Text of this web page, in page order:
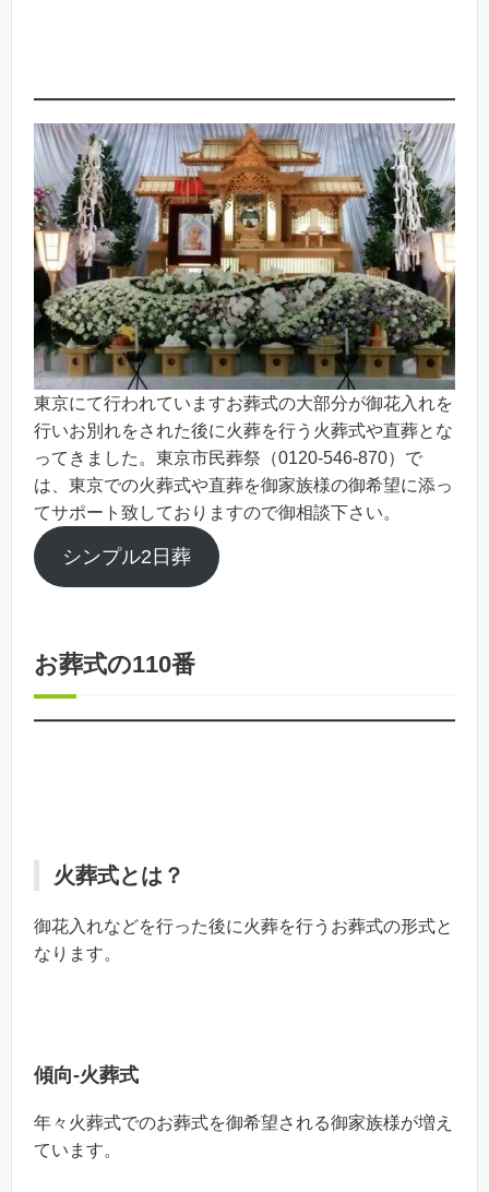
東京にて行われていますお葬式の大部分が御花入れを
行いお別れをされた後に火葬を行う火葬式や直葬とな
ってきました。東京市民葬祭（0120-546-870）で
は、東京での火葬式や直葬を御家族様の御希望に添っ
てサポート致しておりますので御相談下さい。
シンプル2日葬
お葬式の110番
火葬式とは？
御花入れなどを行った後に火葬を行うお葬式の形式と
なります。
傾向-火葬式
年々火葬式でのお葬式を御希望される御家族様が増え
ています。